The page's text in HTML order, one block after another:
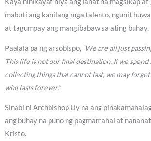
Kaya hinikayat niya ang lahat na magsikap at
mabuti ang kanilang mga talento, ngunit
at tagumpay ang mangibabaw sa ating buhay.
Paalala pa ng arsobispo, “We are all just
This life is not our final destination. If we spend
collecting things that cannot last, we may
who lasts forever.”
Sinabi ni Archbishop Uy na ang
ang buhay na puno ng pagmamahal at
Kristo.